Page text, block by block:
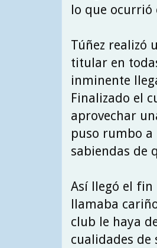
lo que ocurrió
Túñez realizó
titular en
inminente
Finalizado el
aprovechar
puso rumbo
sabiendas de
Así llegó el fin
llamaba
club le haya
cualidades de